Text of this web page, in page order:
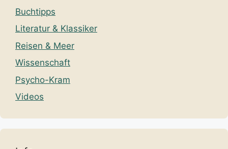
Buchtipps
Literatur & Klassiker
Reisen & Meer
Wissenschaft
Psycho-Kram
Videos